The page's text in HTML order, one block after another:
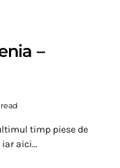
–
timp piese de
aici…